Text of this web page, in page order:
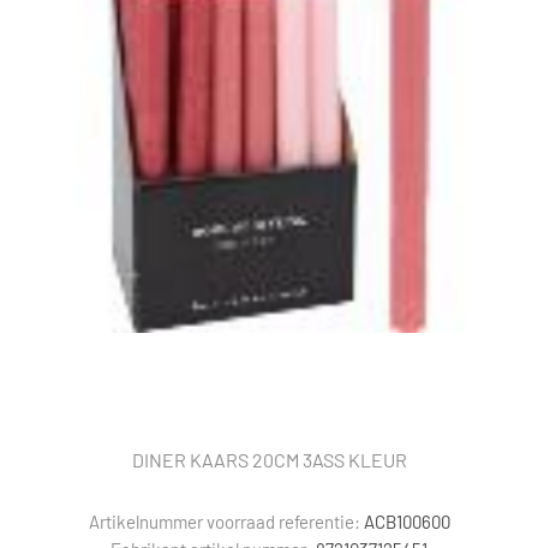
DINER KAARS 20CM 3ASS KLEUR
Artikelnummer voorraad referentie: ACB100600